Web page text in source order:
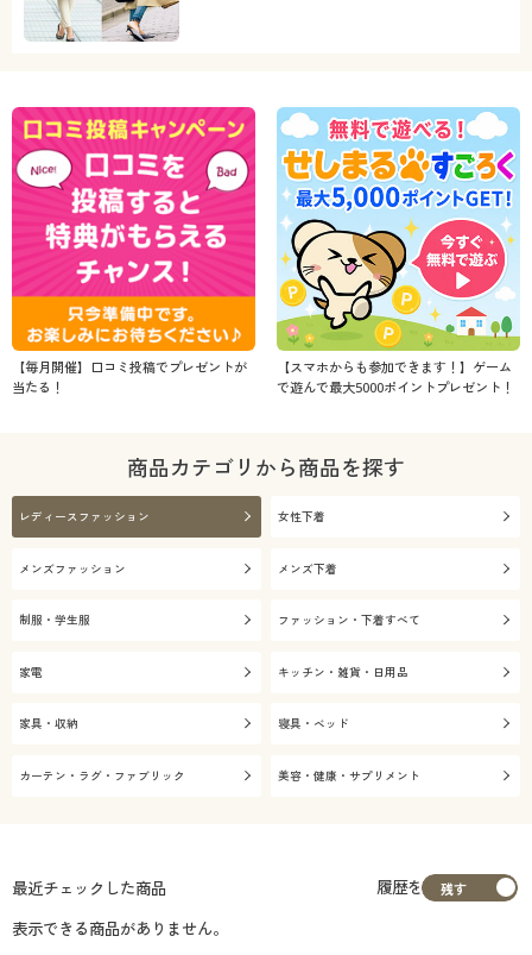
【毎月開催】口コミ投稿でプレゼントが
当たる！
【スマホからも参加できます！】ゲーム
で遊んで最大5000ポイントプレゼント！
商品カテゴリから商品を探す
レディースファッション 女性下着
メンズファッション メンズ下着
制服・学生服 ファッション・下着すべて
家電 キッチン・雑貨・日用品
家具・収納 寝具・ベッド
カーテン・ラグ・ファブリック 美容・健康・サプリメント
最近チェックした商品
履歴を
表示できる商品がありません。